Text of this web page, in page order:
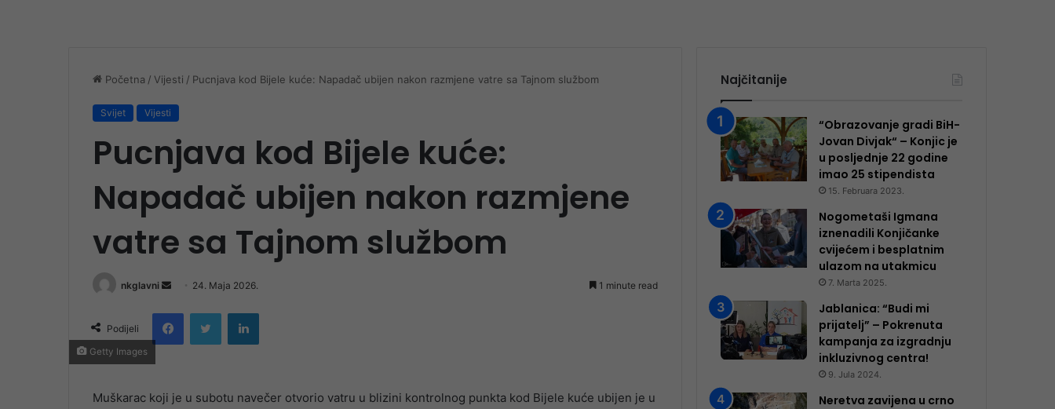
Početna / Vijesti / Pucnjava kod Bijele kuće: Napadač ubijen nakon razmjene vatre sa Tajnom službom
Svijet Vijesti
Pucnjava kod Bijele kuće:
Napadač ubijen nakon razmjene
vatre sa Tajnom službom
nkglavni
Send
email
24. Maja 2026. 1 minute read
Podijeli
FacebookTwitter LinkedIn
Getty Images
Muškarac koji je u subotu navečer otvorio vatru u blizini kontrolnog punkta kod Bijele kuće ubijen je u
Najčitanije
“Obrazovanje gradi BiH-
Jovan Divjak“ – Konjic je
u posljednje 22 godine
imao 25 ​​stipendista
15. Februara 2023.
Nogometaši Igmana
iznenadili Konjičanke
cvijećem i besplatnim
ulazom na utakmicu
7. Marta 2025.
Jablanica: “Budi mi
prijatelj” – Pokrenuta
kampanja za izgradnju
inkluzivnog centra!
9. Jula 2024.
Neretva zavijena u crno